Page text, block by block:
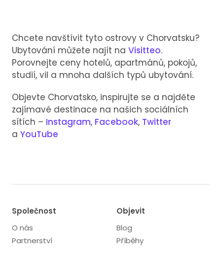
Chcete navštívit tyto ostrovy v Chorvatsku?
Ubytování můžete najít na Visitteo.
Porovnejte ceny hotelů, apartmánů, pokojů,
studií, vil a mnoha dalších typů ubytování.
Objevte Chorvatsko, inspirujte se a najděte
zajímavé destinace na našich sociálních
sítích – Instagram, Facebook, Twitter
a YouTube
Společnost
O nás
Partnerství
Objevit
Blog
Příběhy